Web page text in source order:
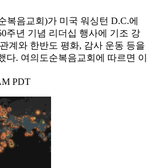
복음교회)가 미국 워싱턴 D.C.에
주년 기념 리더십 행사에 기조 강
계와 한반도 평화, 감사 운동 등을
다. 여의도순복음교회에 따르면 이
PDT